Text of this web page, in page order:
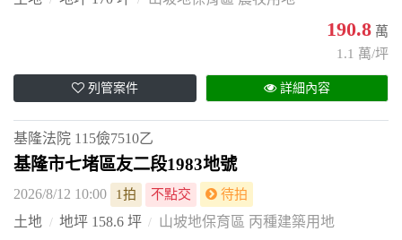
190.8 萬
1.1 萬/坪
列管案件 詳細內容
基隆法院 115儉7510乙
基隆市七堵區友二段1983地號
2026/8/12 10:00 1拍 不點交 待拍
土地 地坪 158.6 坪 山坡地保育區 丙種建築用地